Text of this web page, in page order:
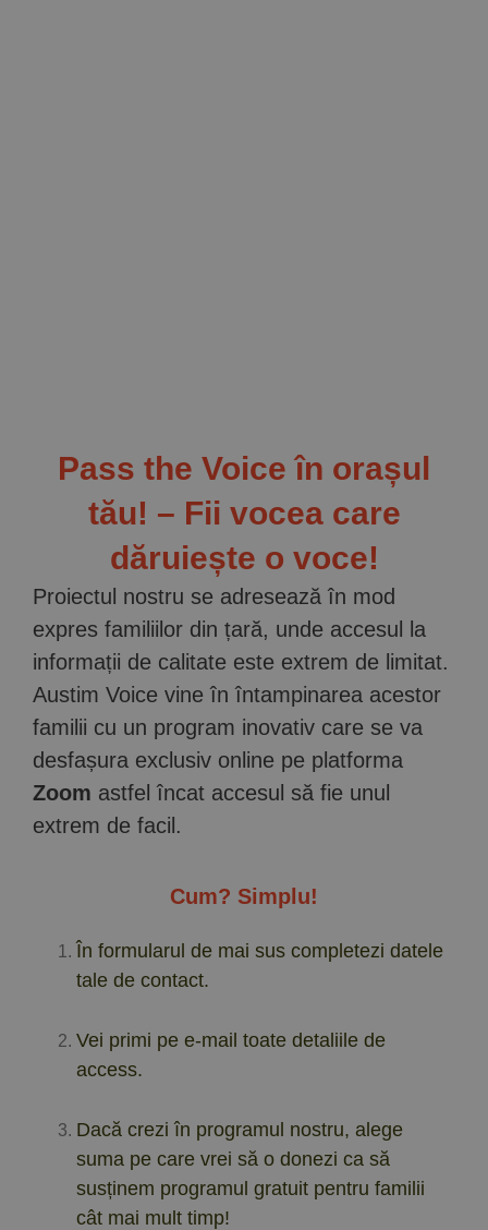
Pass the Voice în orașul
tău! – Fii vocea care
dăruiește o voce!
Proiectul nostru se adresează în mod
expres familiilor din țară, unde accesul la
informații de calitate este extrem de limitat.
Austim Voice vine în întampinarea acestor
familii cu un program inovativ care se va
desfașura exclusiv online pe platforma
Zoom astfel încat accesul să fie unul
extrem de facil.
Cum? Simplu!
În formularul de mai sus completezi datele
tale de contact.
Vei primi pe e-mail toate detaliile de
access.
Dacă crezi în programul nostru, alege
suma pe care vrei să o donezi ca să
susținem programul gratuit pentru familii
cât mai mult timp!